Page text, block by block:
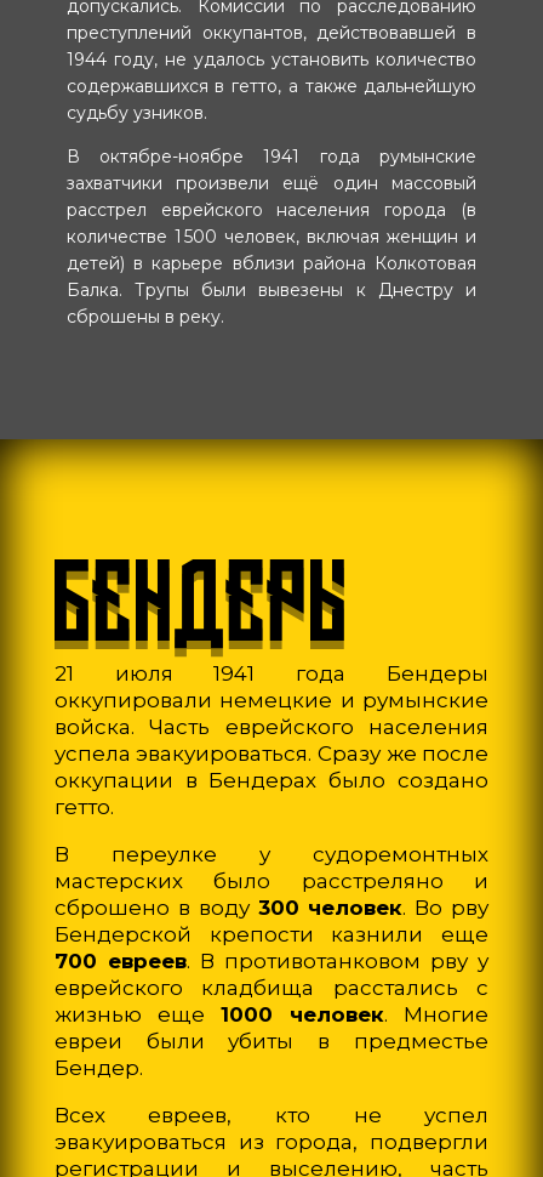
допускались. Комиссии по расследованию
преступлений оккупантов, действовавшей в
1944 году, не удалось установить количество
содержавшихся в гетто, а также дальнейшую
судьбу узников.
В октябре-ноябре 1941 года румынские
захватчики произвели ещё один массовый
расстрел еврейского населения города (в
количестве 1 500 человек, включая женщин и
детей) в карьере вблизи района Колкотовая
Балка. Трупы были вывезены к Днестру и
сброшены в реку.
БЕНДЕРЫ
21 июля 1941 года Бендеры
оккупировали немецкие и румынские
войска. Часть еврейского населения
успела эвакуироваться. Сразу же после
оккупации в Бендерах было создано
гетто.
В переулке у судоремонтных
мастерских было расстреляно и
сброшено в воду 300 человек. Во рву
Бендерской крепости казнили еще
700 евреев. В противотанковом рву у
еврейского кладбища расстались с
жизнью еще 1000 человек. Многие
евреи были убиты в предместье
Бендер.
Всех евреев, кто не успел
эвакуироваться из города, подвергли
регистрации и выселению, часть